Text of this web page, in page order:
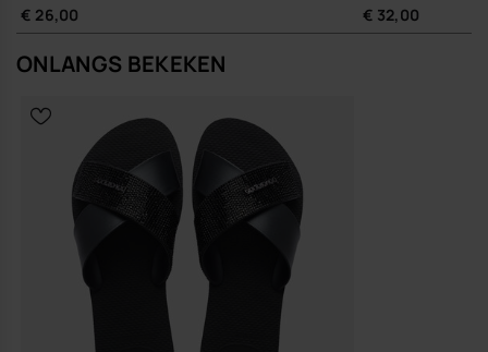
Je draagt deze dames slippers net zo makkelijk onder een linnen
Stevige rubberzool en duurzame afwerking ontworpen voor
langdurig gebruik, zodat je langer met één paar comfortabele
slippers doet.
Zo heb je een paar zomerslippers dat met weinig moeite veel
situaties meepakt, terwijl jij gewoon je eigen tempo houdt.
Koop online via www.havaianas-store.com, de officiële Havaianas-
winkel in België, en geef je stijl een upgrade.
€ 26,00
€ 32,00
ONLANGS BEKEKEN